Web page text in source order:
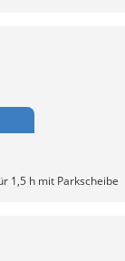
1,5 h mit Parkscheibe